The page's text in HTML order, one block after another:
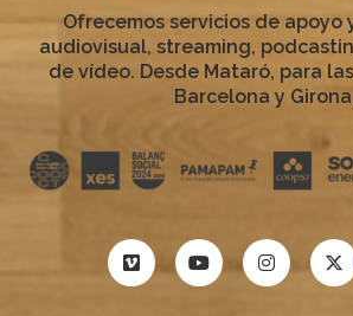
Ofrecemos servicios de apoyo
audiovisual, streaming,
de vídeo. Desde Mataró, para
Barcelona y